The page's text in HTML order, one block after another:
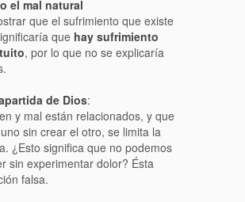
el mal natural
que el sufrimiento que existe
que hay sufrimiento
, por lo que no se explicaría
de Dios:
y mal están relacionados, y que
sin crear el otro, se limita la
¿Esto significa que no podemos
sin experimentar dolor? Ésta
falsa.